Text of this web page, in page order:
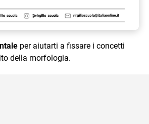
per aiutarti a fissare i concetti
della morfologia.